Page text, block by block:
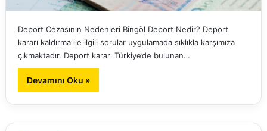
Deport Cezasının Nedenleri Bingöl Deport Nedir? Deport
kararı kaldırma ile ilgili sorular uygulamada sıklıkla karşımıza
çıkmaktadır. Deport kararı Türkiye’de bulunan…
Devamını Oku »